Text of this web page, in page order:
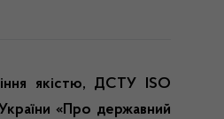
якістю, ДСТУ ISO
«Про державний